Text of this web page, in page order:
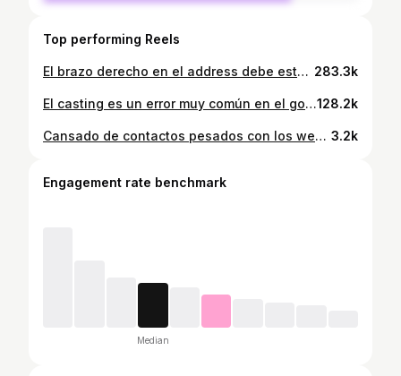
Top performing Reels
El brazo derecho en el address debe estar adelante del cuerpo y con el codo apuntando a la cadera derecha. Desde esa estructura se va a mover de manera más eficiente durante tu swing 👌💪🏌🏼‍♀️🏌️‍♂️ #Golf #BackSwing #DrillGolf #GolfArgentina #GolfLatinoamerica #GolfGame #Coach 283.3k
El casting es un error muy común en el golfista amateur de alto handicap. Este ejercicio te puede ayudar a entender mejor la secuencia en el Downswing y así eliminar el casting 👍🏌🏼‍♀️🏌🏻‍♂️ #Golf #GolfSwing #GolfCoach #GolfDrill #GolfArgentina128.2k
Cansado de contactos pesados con los wedges??? 🥔 Aprende a controlar el punto bajo de tu swing con este simple ejercicio. La idea es golpear la moneda delantera con el bounce del palo. Lo podes practicar en tu casa y sin dudas vas a mejorar !!! 👊👌🪄✨ Te desafío a que lo practiques y después contame como anduvo 😉 #gofla #GolfArgentina #golftips #drill #skills 3.2k
Engagement rate benchmark
Median